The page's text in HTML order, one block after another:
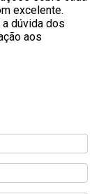
excelente.
dúvida dos
aos